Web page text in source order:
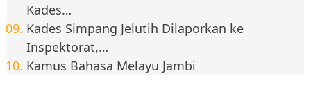
Kades…
Kades Simpang Jelutih Dilaporkan ke
Inspektorat,…
Kamus Bahasa Melayu Jambi